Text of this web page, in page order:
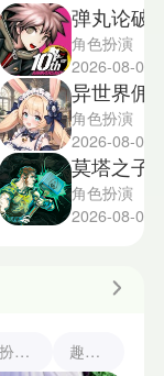
角色扮演
2026-08-07
角色扮演
2026-08-07
角色扮演
2026-08-07
角色扮演类手游 趣味互动